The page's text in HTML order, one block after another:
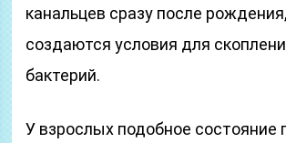
канальцев сразу после
создаются условия для
бактерий.
У взрослых подобное состояние